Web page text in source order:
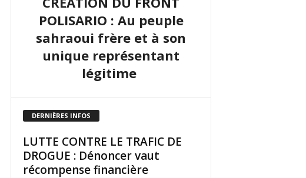
POLISARIO : Au peuple
sahraoui frère et à son
unique représentant
légitime
DERNIÈRES INFOS
LUTTE CONTRE LE TRAFIC DE
DROGUE : Dénoncer vaut
récompense financière